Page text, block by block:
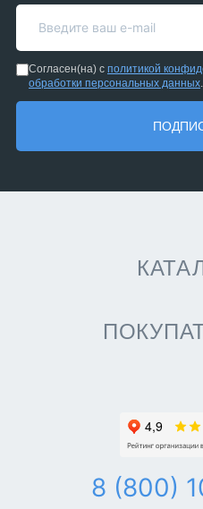
Согласен(на) с политикой
обработки персональных данных
8 (800)